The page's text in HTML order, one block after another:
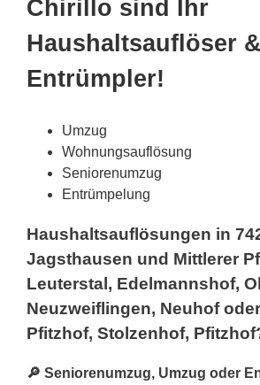
Chirillo sind Ihr
Haushaltsauflöser &
Entrümpler!
Umzug
Wohnungsauflösung
Seniorenumzug
Entrümpelung
Haushaltsauflösungen in
Jagsthausen und Mittlerer
Leuterstal, Edelmannshof,
Neuzweiflingen, Neuhof
Pfitzhof, Stolzenhof,
🔎 Seniorenumzug, Umzug oder